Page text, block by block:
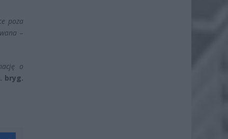
poza
–
o
bryg.